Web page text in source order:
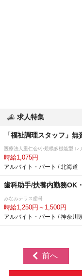
求人特集
「福祉調理スタッフ」
医療法人重仁会/小規模多機能型 レ
時給1,075円
アルバイト・パート / 北海道
歯科助手/扶養内勤務OK
みなみテラス歯科
時給1,250円～1,500円
アルバイト・パート / 神奈川
前へ